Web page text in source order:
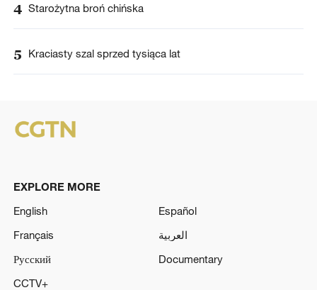
4 Starożytna broń chińska
5 Kraciasty szal sprzed tysiąca lat
EXPLORE MORE
English
Español
Français
العربية
Русский
Documentary
CCTV+